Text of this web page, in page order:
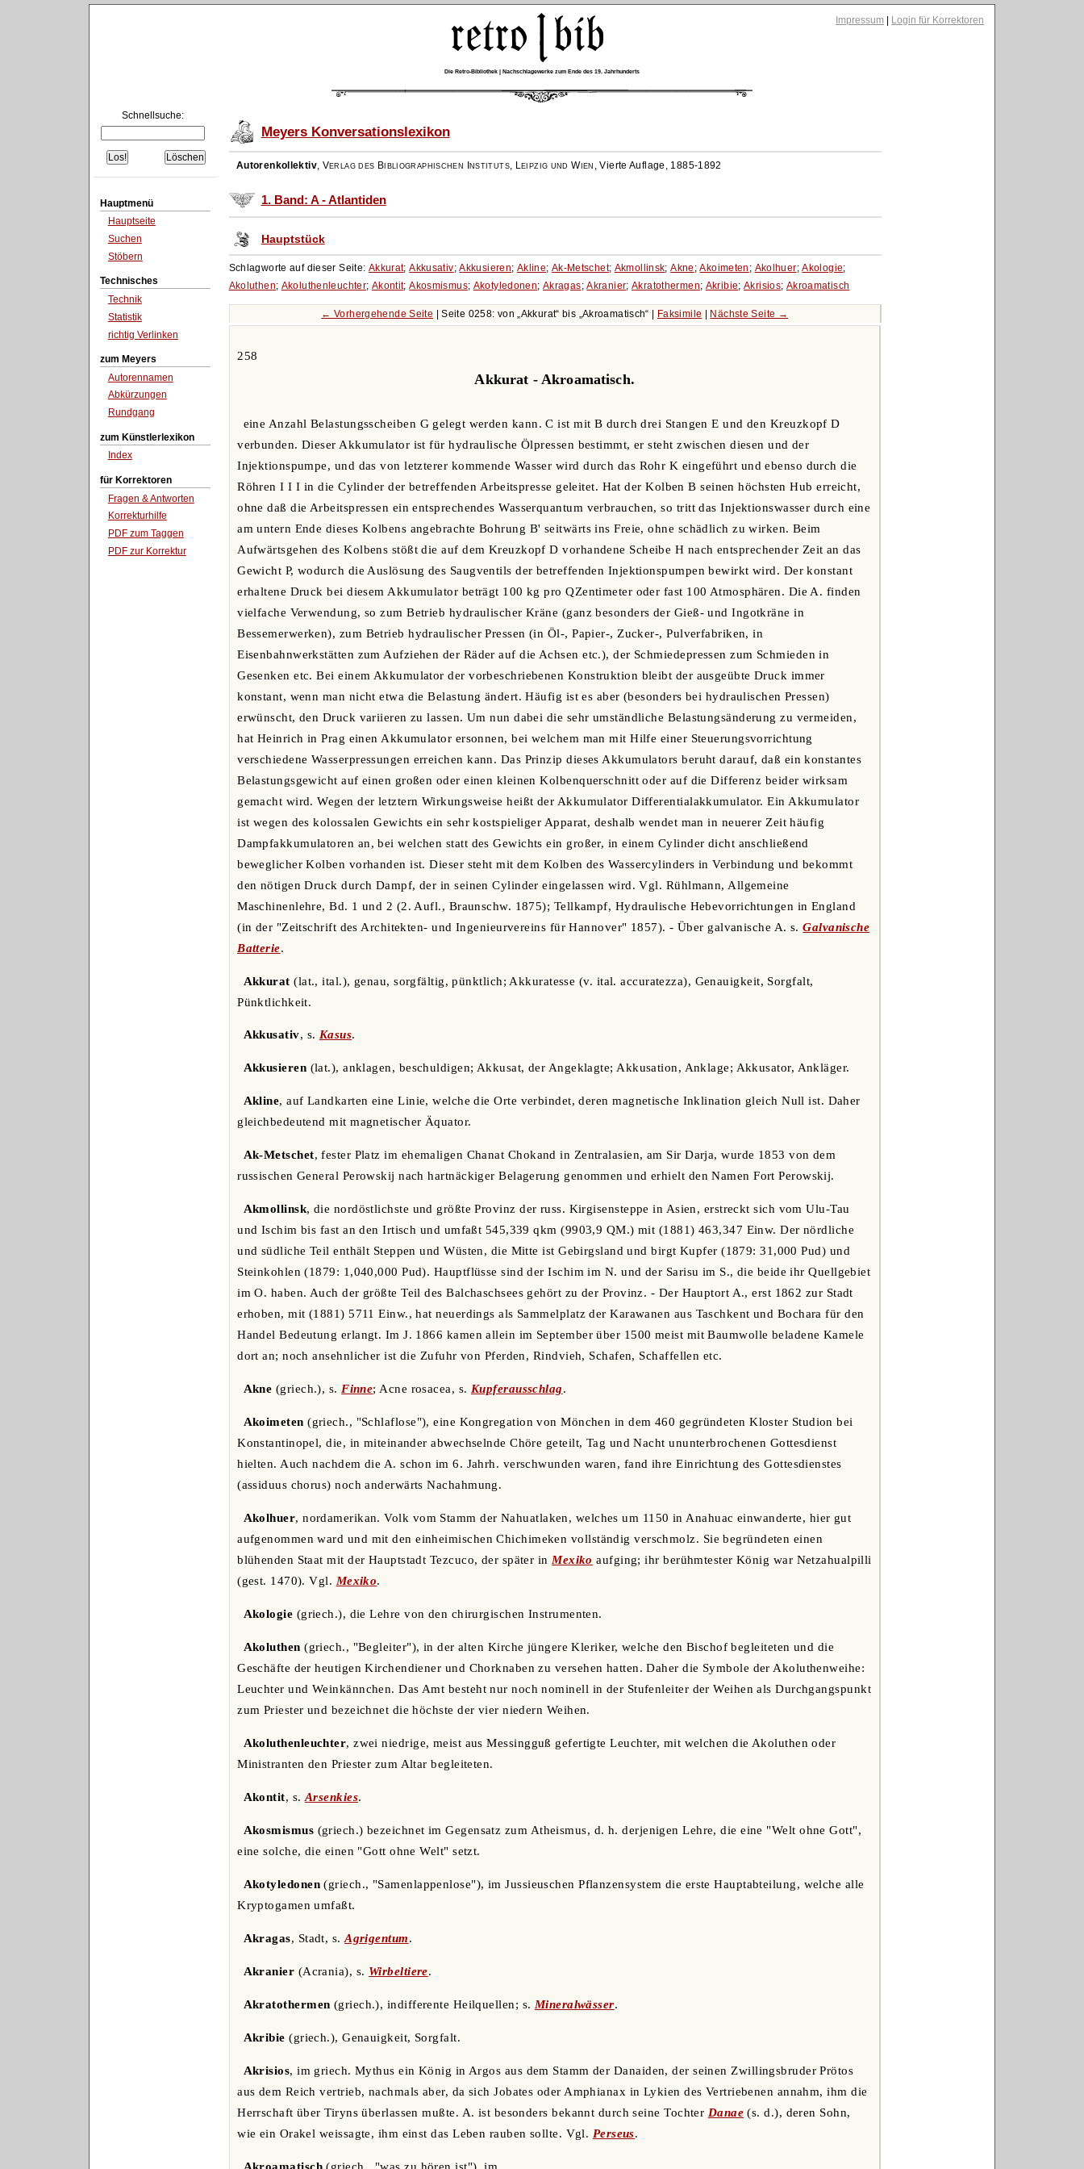
Impressum Login für Korrektoren
Die Retro-Bibliothek | Nachschlagewerke zum Ende des 19. Jahrhunderts
Schnellsuche:
Hauptmenü
Hauptseite
Suchen
Stöbern
Technisches
Technik
Statistik
richtig Verlinken
zum Meyers
Autorennamen
Abkürzungen
Rundgang
zum Künstlerlexikon
Index
für Korrektoren
Fragen & Antworten
Korrekturhilfe
PDF zum Taggen
PDF zur Korrektur
Meyers Konversationslexikon
Autorenkollektiv, Verlag des Bibliographischen Instituts, Leipzig und Wien ,Vierte Auflage, 1885-1892
1. Band: A - Atlantiden
Hauptstück
Schlagworte auf dieser Seite: Akkurat;Akkusativ;Akkusieren; Akline; Ak-Metschet; Akmollinsk;Akne ;Akoimeten ; Akolhuer;Akologie;
Akoluthen; Akoluthenleuchter; Akontit;Akosmismus; Akotyledonen; Akragas;Akranier;Akratothermen; Akribie;Akrisios; Akroamatisch
← Vorhergehende Seite | Seite 0258: von Akkurat bis Akroamatisch Faksimile Nächste Seite →
258
Akkurat - Akroamatisch.
eine Anzahl Belastungsscheiben G gelegt werden kann. C ist mit B durch drei Stangen E und den Kreuzkopf D
verbunden. Dieser Akkumulator ist für hydraulische Ölpressen bestimmt, er steht zwischen diesen und der
Injektionspumpe, und das von letzterer kommende Wasser wird durch das Rohr K eingeführt und ebenso durch die
Röhren I I I in die Cylinder der betreffenden Arbeitspresse geleitet. Hat der Kolben B seinen höchsten Hub erreicht,
ohne daß die Arbeitspressen ein entsprechendes Wasserquantum verbrauchen, so tritt das Injektionswasser durch eine
am untern Ende dieses Kolbens angebrachte Bohrung B' seitwärts ins Freie, ohne schädlich zu wirken. Beim
Aufwärtsgehen des Kolbens stößt die auf dem Kreuzkopf D vorhandene Scheibe H nach entsprechender Zeit an das
Gewicht P, wodurch die Auslösung des Saugventils der betreffenden Injektionspumpen bewirkt wird. Der konstant
erhaltene Druck bei diesem Akkumulator beträgt 100 kg pro QZentimeter oder fast 100 Atmosphären. Die A. finden
vielfache Verwendung, so zum Betrieb hydraulischer Kräne (ganz besonders der Gieß- und Ingotkräne in
Bessemerwerken), zum Betrieb hydraulischer Pressen (in Öl-, Papier-, Zucker-, Pulverfabriken, in
Eisenbahnwerkstätten zum Aufziehen der Räder auf die Achsen etc.), der Schmiedepressen zum Schmieden in
Gesenken etc. Bei einem Akkumulator der vorbeschriebenen Konstruktion bleibt der ausgeübte Druck immer
konstant, wenn man nicht etwa die Belastung ändert. Häufig ist es aber (besonders bei hydraulischen Pressen)
erwünscht, den Druck variieren zu lassen. Um nun dabei die sehr umständliche Belastungsänderung zu vermeiden,
hat Heinrich in Prag einen Akkumulator ersonnen, bei welchem man mit Hilfe einer Steuerungsvorrichtung
verschiedene Wasserpressungen erreichen kann. Das Prinzip dieses Akkumulators beruht darauf, daß ein konstantes
Belastungsgewicht auf einen großen oder einen kleinen Kolbenquerschnitt oder auf die Differenz beider wirksam
gemacht wird. Wegen der letztern Wirkungsweise heißt der Akkumulator Differentialakkumulator. Ein Akkumulator
ist wegen des kolossalen Gewichts ein sehr kostspieliger Apparat, deshalb wendet man in neuerer Zeit häufig
Dampfakkumulatoren an, bei welchen statt des Gewichts ein großer, in einem Cylinder dicht anschließend
beweglicher Kolben vorhanden ist. Dieser steht mit dem Kolben des Wassercylinders in Verbindung und bekommt
den nötigen Druck durch Dampf, der in seinen Cylinder eingelassen wird. Vgl. Rühlmann, Allgemeine
Maschinenlehre, Bd. 1 und 2 (2. Aufl., Braunschw. 1875); Tellkampf, Hydraulische Hebevorrichtungen in England
(in der "Zeitschrift des Architekten- und Ingenieurvereins für Hannover" 1857). - Über galvanische A. s.Galvanische
Batterie.
Akkurat (lat., ital.), genau, sorgfältig, pünktlich; Akkuratesse (v. ital. accuratezza), Genauigkeit, Sorgfalt,
Pünktlichkeit.
Akkusativ, s. Kasus.
Akkusieren (lat.), anklagen, beschuldigen; Akkusat, der Angeklagte; Akkusation, Anklage; Akkusator, Ankläger.
Akline, auf Landkarten eine Linie, welche die Orte verbindet, deren magnetische Inklination gleich Null ist. Daher
gleichbedeutend mit magnetischer Äquator.
Ak-Metschet, fester Platz im ehemaligen Chanat Chokand in Zentralasien, am Sir Darja, wurde 1853 von dem
russischen General Perowskij nach hartnäckiger Belagerung genommen und erhielt den Namen Fort Perowskij.
Akmollinsk, die nordöstlichste und größte Provinz der russ. Kirgisensteppe in Asien, erstreckt sich vom Ulu-Tau
und Ischim bis fast an den Irtisch und umfaßt 545,339 qkm (9903,9 QM.) mit (1881) 463,347 Einw. Der nördliche
und südliche Teil enthält Steppen und Wüsten, die Mitte ist Gebirgsland und birgt Kupfer (1879: 31,000 Pud) und
Steinkohlen (1879: 1,040,000 Pud). Hauptflüsse sind der Ischim im N. und der Sarisu im S., die beide ihr Quellgebiet
im O. haben. Auch der größte Teil des Balchaschsees gehört zu der Provinz. - Der Hauptort A., erst 1862 zur Stadt
erhoben, mit (1881) 5711 Einw., hat neuerdings als Sammelplatz der Karawanen aus Taschkent und Bochara für den
Handel Bedeutung erlangt. Im J. 1866 kamen allein im September über 1500 meist mit Baumwolle beladene Kamele
dort an; noch ansehnlicher ist die Zufuhr von Pferden, Rindvieh, Schafen, Schaffellen etc.
Akne (griech.), s.Finne; Acne rosacea, s. Kupferausschlag.
Akoimeten (griech., "Schlaflose"), eine Kongregation von Mönchen in dem 460 gegründeten Kloster Studion bei
Konstantinopel, die, in miteinander abwechselnde Chöre geteilt, Tag und Nacht ununterbrochenen Gottesdienst
hielten. Auch nachdem die A. schon im 6. Jahrh. verschwunden waren, fand ihre Einrichtung des Gottesdienstes
(assiduus chorus) noch anderwärts Nachahmung.
Akolhuer, nordamerikan. Volk vom Stamm der Nahuatlaken, welches um 1150 in Anahuac einwanderte, hier gut
aufgenommen ward und mit den einheimischen Chichimeken vollständig verschmolz. Sie begründeten einen
blühenden Staat mit der Hauptstadt Tezcuco, der später inMexiko aufging; ihr berühmtester König war Netzahualpilli
(gest. 1470). Vgl. Mexiko.
Akologie (griech.), die Lehre von den chirurgischen Instrumenten.
Akoluthen (griech., "Begleiter"), in der alten Kirche jüngere Kleriker, welche den Bischof begleiteten und die
Geschäfte der heutigen Kirchendiener und Chorknaben zu versehen hatten. Daher die Symbole der Akoluthenweihe:
Leuchter und Weinkännchen. Das Amt besteht nur noch nominell in der Stufenleiter der Weihen als Durchgangspunkt
zum Priester und bezeichnet die höchste der vier niedern Weihen.
Akoluthenleuchter, zwei niedrige, meist aus Messingguß gefertigte Leuchter, mit welchen die Akoluthen oder
Ministranten den Priester zum Altar begleiteten.
Akontit, s.Arsenkies.
Akosmismus (griech.) bezeichnet im Gegensatz zum Atheismus, d. h. derjenigen Lehre, die eine "Welt ohne Gott",
eine solche, die einen "Gott ohne Welt" setzt.
Akotyledonen(griech., "Samenlappenlose"), im Jussieuschen Pflanzensystem die erste Hauptabteilung, welche alle
Kryptogamen umfaßt.
Akragas, Stadt, s.Agrigentum.
Akranier (Acrania), s. Wirbeltiere.
Akratothermen (griech.), indifferente Heilquellen; s. Mineralwässer.
Akribie (griech.), Genauigkeit, Sorgfalt.
Akrisios, im griech. Mythus ein König in Argos aus dem Stamm der Danaiden, der seinen Zwillingsbruder Prötos
aus dem Reich vertrieb, nachmals aber, da sich Jobates oder Amphianax in Lykien des Vertriebenen annahm, ihm die
Herrschaft über Tiryns überlassen mußte. A. ist besonders bekannt durch seine Tochter Danae (s. d.), deren Sohn,
wie ein Orakel weissagte, ihm einst das Leben rauben sollte. Vgl. Perseus.